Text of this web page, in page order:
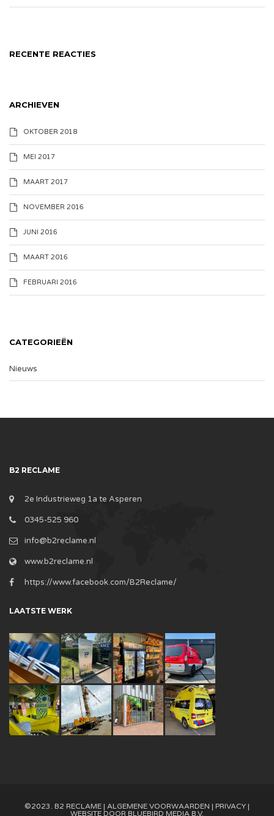
RECENTE REACTIES
ARCHIEVEN
OKTOBER 2018
MEI 2017
MAART 2017
NOVEMBER 2016
JUNI 2016
MAART 2016
FEBRUARI 2016
CATEGORIEËN
Nieuws
B2 RECLAME
2e Industrieweg 1a te Asperen
0345-525 960
info@b2reclame.nl
www.b2reclame.nl
https://www.facebook.com/B2Reclame/
LAATSTE WERK
©2023. B2 RECLAME | ALGEMENE VOORWAARDEN | PRIVACY |
WEBSITE DOOR BLUEBIRD MEDIA B.V.